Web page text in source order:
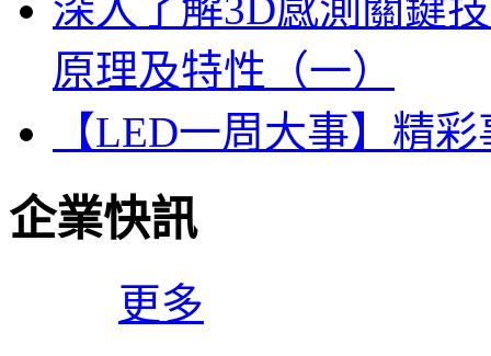
原理及特性（一）
【LED一周大事】精
企業快訊
更多